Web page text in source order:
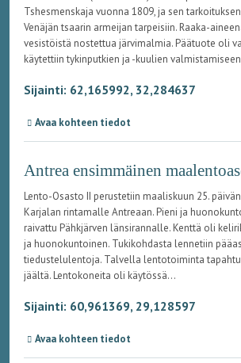
Tshesmenskaja vuonna 1809, ja sen
Venäjän tsaarin armeijan tarpeisiin. Raaka-
vesistöistä nostettua järvimalmia. Päätuote oli
käytettiin tykinputkien ja -kuulien
Sijainti: 62,165992, 32,284637
Avaa kohteen tiedot
Antrea ensimmäinen
Lento-Osasto II perustetiin maaliskuun 25.
Karjalan rintamalle Antreaan. Pieni ja
raivattu Pähkjärven länsirannalle. Kenttä oli
ja huonokuntoinen. Tukikohdasta lennetiin
tiedustelulentoja. Talvella lentotoiminta
jäältä. Lentokoneita oli käytössä...
Sijainti: 60,961369, 29,128597
Avaa kohteen tiedot